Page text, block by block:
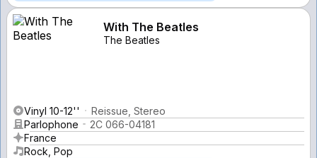
With The Beatles
The Beatles
Vinyl 10-12''
Reissue, Stereo
Parlophone
2C 066-04181
France
Rock, Pop